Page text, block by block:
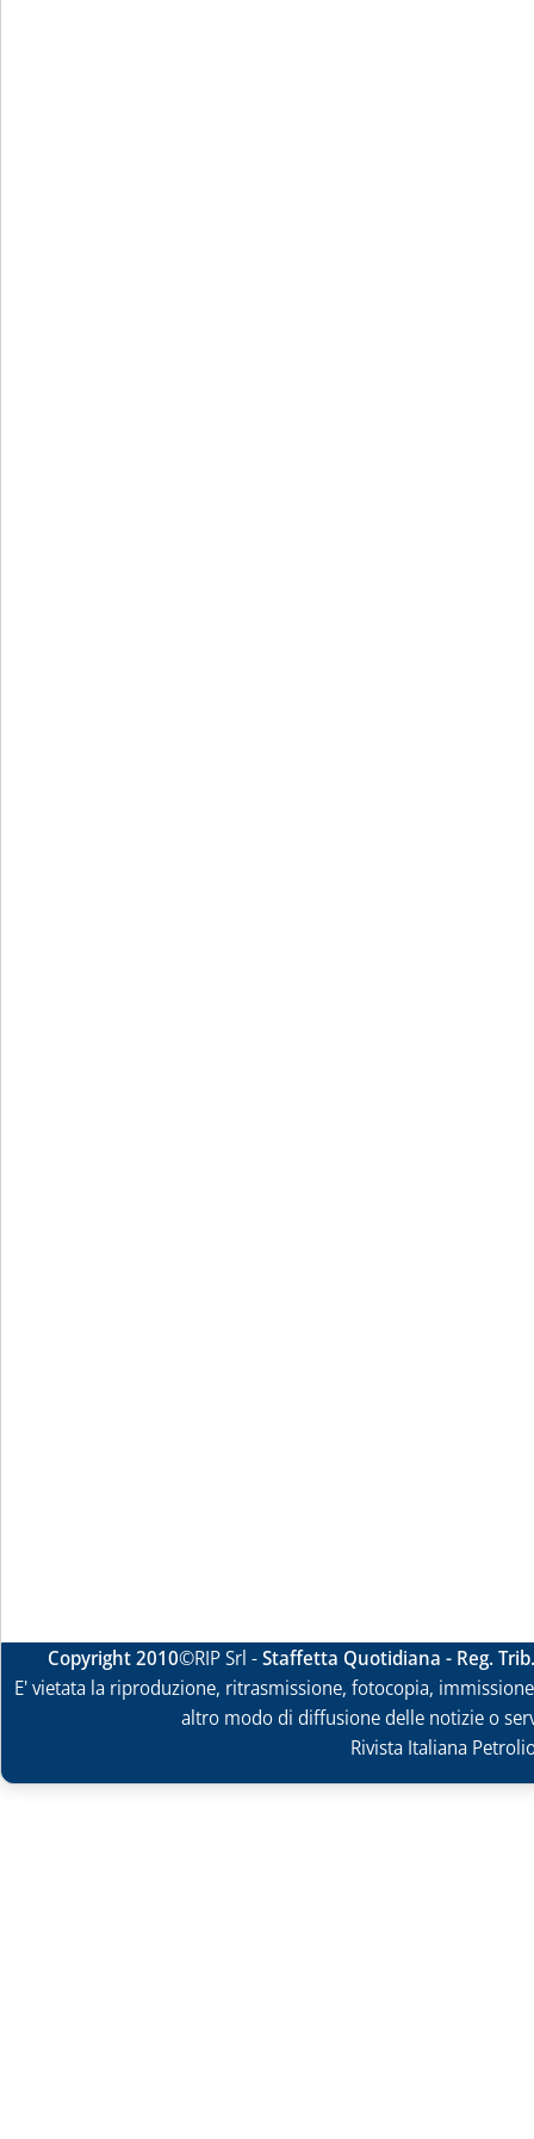
Copyright 2010©RIP Srl -Staffetta Quotidiana - Reg.
E' vietata la riproduzione, ritrasmissione, fotocopia,
altro modo di diffusione delle notizie o
Rivista Italiana